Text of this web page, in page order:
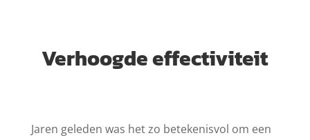
Verhoogde effectiviteit
Jaren geleden was het zo betekenisvol om een